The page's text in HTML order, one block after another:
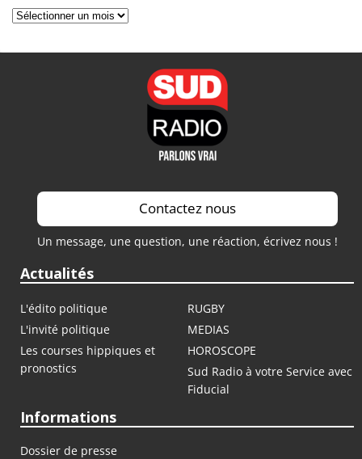
Archives
Contactez nous
Un message, une question, une réaction, écrivez nous !
Actualités
L'édito politique
RUGBY
L'invité politique
MEDIAS
Les courses hippiques et
pronostics
HOROSCOPE
Sud Radio à votre Service avec
Fiducial
Informations
Dossier de presse